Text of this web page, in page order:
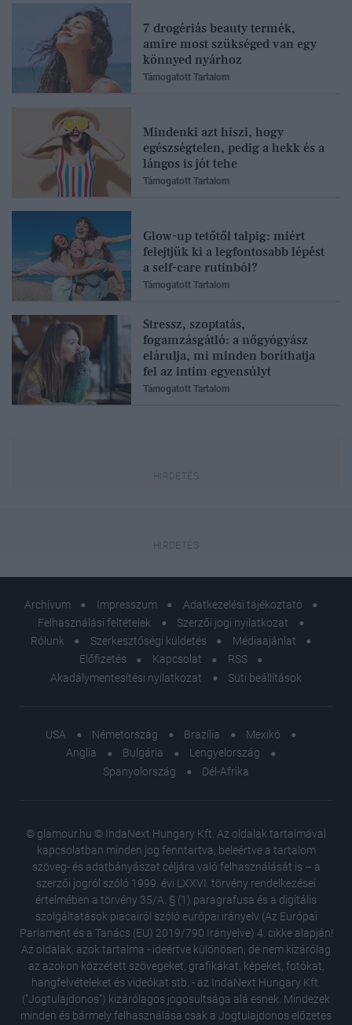
7 drogériás beauty termék,
amire most szükséged van egy
könnyed nyárhoz
Támogatott Tartalom
Mindenki azt hiszi, hogy
egészségtelen, pedig a hekk és a
lángos is jót tehe
Támogatott Tartalom
Glow-up tetőtől talpig: miért
felejtjük ki a legfontosabb lépést
a self-care rutinból?
Támogatott Tartalom
Stressz, szoptatás,
fogamzásgátló: a nőgyógyász
elárulja, mi minden boríthatja
fel az intim egyensúlyt
Támogatott Tartalom
Archívum Impresszum
Adatkezelési tájékoztató
Felhasználási feltételek
Szerzői jogi nyilatkozat
Rólunk
Szerkesztőségi küldetés
Médiaajánlat
Előfizetés
Kapcsolat
RSS
Akadálymentesítési nyilatkozat
Süti beállítások
USA Németország Brazília
Mexikó
Anglia
Bulgária
Lengyelország
Spanyolország
Dél-Afrika
© glamour.hu © IndaNext Hungary Kft. Az oldalak tartalmával
kapcsolatban minden jog fenntartva, beleértve a tartalom
szöveg- és adatbányászat céljára való felhasználását is – a
szerzői jogról szóló 1999. évi LXXVI. törvény rendelkezései
értelmében a törvény 35/A. § (1) paragrafusa és a digitális
szolgáltatások piacairól szóló európai irányelv (Az Európai
Parlament és a Tanács (EU) 2019/790 Irányelve) 4. cikke alapján!
Az oldalak, azok tartalma - ideértve különösen, de nem kizárólag
az azokon közzétett szövegeket, grafikákat, képeket, fotókat,
hangfelvételeket és videókat stb. - az IndaNext Hungary Kft.
("Jogtulajdonos") kizárólagos jogosultsága alá esnek. Mindezek
minden és bármely felhasználása csak a Jogtulajdonos előzetes